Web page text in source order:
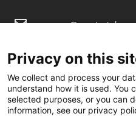
spccc@
935 120 481
@CGTCatalunya
cgtcatalunya
Privacy on this
We collect and process your
understand how it is used. You
selected purposes, or you can
information, see our privacy